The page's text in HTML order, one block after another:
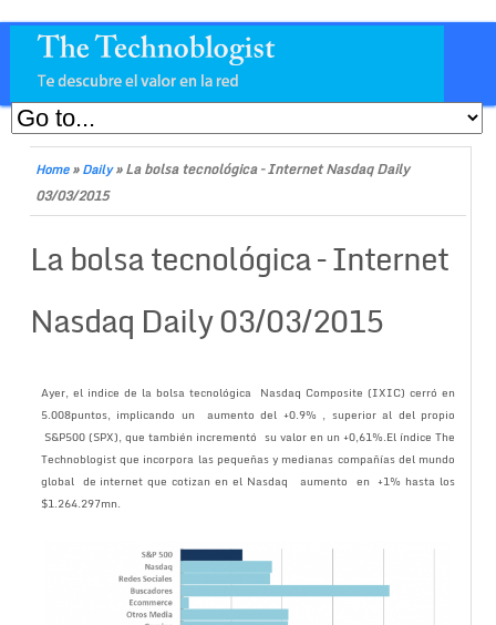
Home»Daily»La bolsa tecnológica – Internet Nasdaq Daily
03/03/2015
La bolsa tecnológica – Internet
Nasdaq Daily 03/03/2015
Ayer, el indice de la bolsa tecnológica Nasdaq Composite (IXIC) cerró en
5.008puntos, implicando un aumento del +0.9% , superior al del propio
S&P500 (SPX), que también incrementó su valor en un +0,61%.El índice The
Technoblogist que incorpora las pequeñas y medianas compañías del mundo
global de internet que cotizan en el Nasdaq aumento en +1% hasta los
$1.264.297mn.